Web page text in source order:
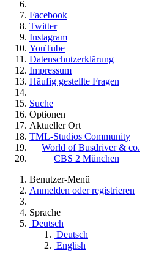
Facebook
Twitter
Instagram
YouTube
Datenschutzerklärung
Impressum
Häufig gestellte Fragen
Suche
Optionen
Aktueller Ort
TML-Studios Community
World of Busdriver & co.
CBS 2 München
Benutzer-Menü
Anmelden oder registrieren
Sprache
Deutsch
Deutsch
English